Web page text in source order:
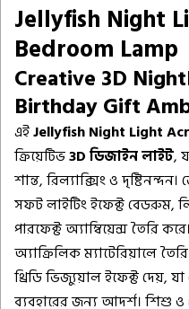
Jellyfish Night
Bedroom Lamp
Creative 3D
Birthday Gift
এইJellyfish Night Light
ক্রিয়েটিভ3D ডিজাইন লাইট,
শান্ত, রিল্যাক্সিং ও
সফট লাইটিং ইফেক্ট বেডরুম,
পারফেক্ট অ্যাম্বিয়েন্স তৈরি করে।
অ্যাক্রিলিক ম্যাটেরিয়ালে
থ্রিডি ভিজ্যুয়াল ইফেক্ট দেয়,
ব্যবহারের জন্য আদর্শ। শিশু ও